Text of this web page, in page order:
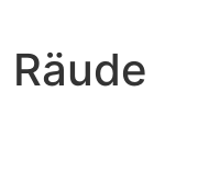
Räude